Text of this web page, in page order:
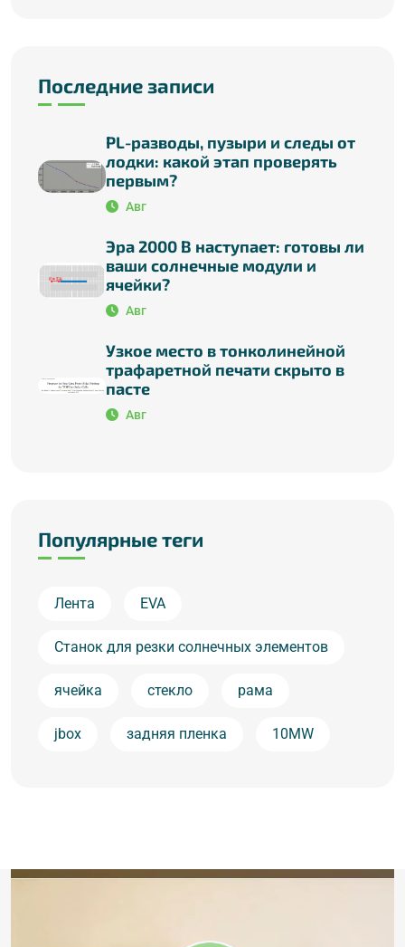
Последние записи
PL-разводы, пузыри и следы от
лодки: какой этап проверять
первым?
Авг
Эра 2000 В наступает: готовы ли
ваши солнечные модули и
ячейки?
Авг
Узкое место в тонколинейной
трафаретной печати скрыто в
пасте
Авг
Популярные теги
Лента EVA
Станок для резки солнечных элементов
ячейка стекло рама
jbox задняя пленка 10MW